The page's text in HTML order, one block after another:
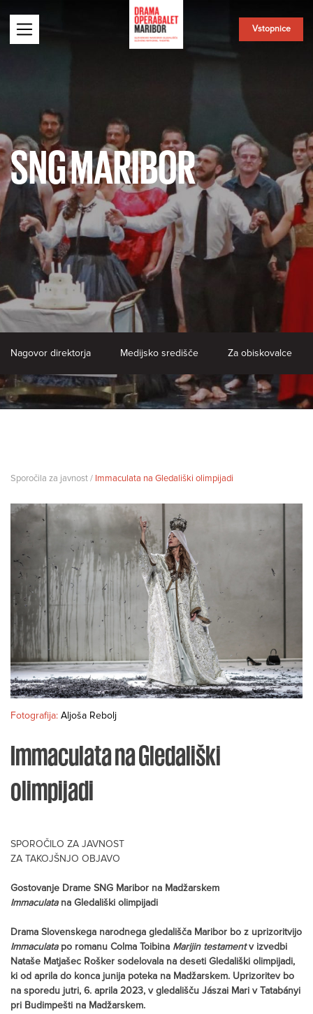
Vstopnice
SNG MARIBOR
Nagovor direktorja Medijsko središče Za obiskovalce
Sporočila za javnost / Immaculata na Gledališki olimpijadi
Immaculata na Gledališki
olimpijadi
SPOROČILO ZA JAVNOST
ZA TAKOJŠNJO OBJAVO
Gostovanje Drame SNG Maribor na Madžarskem
Immaculatana Gledališki olimpijadi
Drama Slovenskega narodnega gledališča Maribor bo z uprizoritvijo
Immaculatapo romanu Colma Toibina Marijin testamentv izvedbi
Nataše Matjašec Rošker sodelovala na deseti Gledališki olimpijadi,
ki od aprila do konca junija poteka na Madžarskem. Uprizoritev bo
na sporedu jutri, 6. aprila 2023, v gledališču Jászai Mari v Tatabányi
pri Budimpešti na Madžarskem.
Fotografija: Aljoša Rebolj